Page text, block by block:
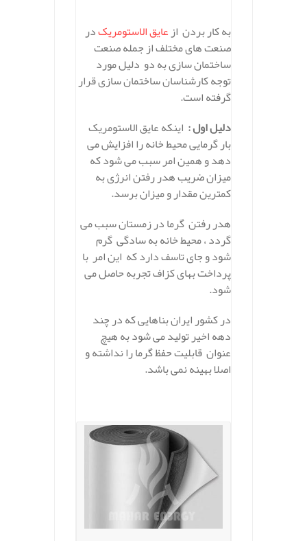
به کار بردن ازعایق الاستومریکدر
صنعت های مختلف از جمله صنعت
ساختمان سازی به دو دلیل مورد
توجه کارشناسان ساختمان سازی قرار
گرفته است.
دلیل اول : اینکه عایق الاستومریک
بار گرمایی محیط خانه را افزایش می
دهد و همین امر سبب می شود که
میزان ضریب هدر رفتن انرژی به
کمترین مقدار و میزان برسد.
هدر رفتن گرما در زمستان سبب می
گردد ، محیط خانه به سادگی گرم
شود و جای تاسف دارد که این امر با
پرداخت بهای کزاف تجربه حاصل می
شود.
در کشور ایران بناهایی که در چند
دهه اخیر تولید می شود به هیچ
عنوان قابلیت حفظ گرما را نداشته و
اصلا بهینه نمی باشد.